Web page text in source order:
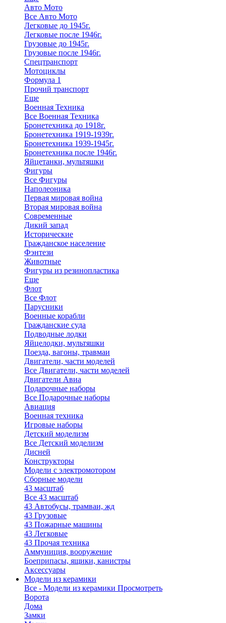
Авто Мото
Все Авто Мото
Легковые до 1945г.
Легковые после 1946г.
Грузовые до 1945г.
Грузовые после 1946г.
Спецтранспорт
Мотоциклы
Формула 1
Прочий транспорт
Еще
Военная Техника
Все Военная Техника
Бронетехника до 1918г.
Бронетехника 1919-1939г.
Бронетехника 1939-1945г.
Бронетехника после 1946г.
Яйцетанки, мультяшки
Фигуры
Все Фигуры
Наполеоника
Первая мировая война
Вторая мировая война
Современные
Дикий запад
Исторические
Гражданское население
Фэнтези
Животные
Фигуры из резинопластика
Еще
Флот
Все Флот
Парусники
Военные корабли
Гражданские суда
Подводные лодки
Яйцелодки, мультяшки
Поезда, вагоны, травмаи
Двигатели, части моделей
Все Двигатели, части моделей
Двигатели Авиа
Подарочные наборы
Все Подарочные наборы
Авиация
Военная техника
Игровые наборы
Детский моделизм
Все Детский моделизм
Дисней
Конструкторы
Модели с электромотором
Сборные модели
43 масштаб
Все 43 масштаб
43 Автобусы, трамваи, жд
43 Грузовые
43 Пожарные машины
43 Легковые
43 Прочая техника
Аммуниция, вооружение
Боеприпасы, ящики, канистры
Аксессуары
Модели из керамики
Все - Модели из керамики Просмотреть
Ворота
Дома
Замки